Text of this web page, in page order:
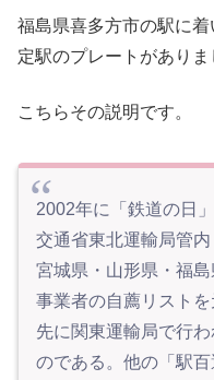
福島県喜多方市の駅に
定駅のプレートがありま
こちらその説明です。
2002年に「鉄道の日
交通省東北運輸局管
宮城県・山形県・福
事業者の自薦リストを
先に関東運輸局で行
のである。他の「駅